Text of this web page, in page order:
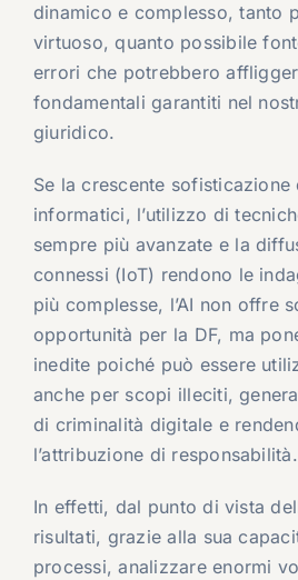
dinamico e complesso, tanto
virtuoso, quanto possibile
errori che potrebbero
fondamentali garantiti nel
giuridico.
Se la crescente
informatici, l’utilizzo di
sempre più avanzate e la
connessi (IoT) rendono le
più complesse, l’AI non offre
opportunità per la DF, ma
inedite poiché può essere
anche per scopi illeciti,
di criminalità digitale e
l’attribuzione di responsabilità.
In effetti, dal punto di vista
risultati, grazie alla sua
processi, analizzare enormi